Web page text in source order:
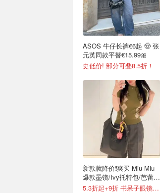
ASOS 牛仔长裤€6起 🤠 张
元英同款平替€15.99🎀
史低价! 部分可叠8.5折！
新款就降价❗️爽买 Miu Miu
爆款墨镜/Ivy托特包/芭蕾鞋
等
5.3折起+9折 书呆子眼镜€169